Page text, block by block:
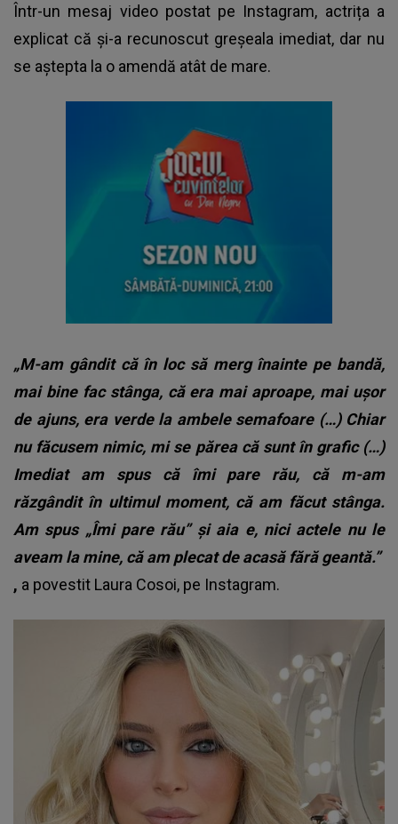
Într-un mesaj video postat pe Instagram, actrița a
explicat că și-a recunoscut greșeala imediat, dar nu
se aștepta la o amendă atât de mare.
„M-am gândit că în loc să merg înainte pe bandă,
mai bine fac stânga, că era mai aproape, mai ușor
de ajuns, era verde la ambele semafoare (…) Chiar
nu făcusem nimic, mi se părea că sunt în grafic (…)
Imediat am spus că îmi pare rău, că m-am
răzgândit în ultimul moment, că am făcut stânga.
Am spus „Îmi pare rău” și aia e, nici actele nu le
aveam la mine, că am plecat de acasă fără geantă.”
, a povestit Laura Cosoi, pe Instagram.